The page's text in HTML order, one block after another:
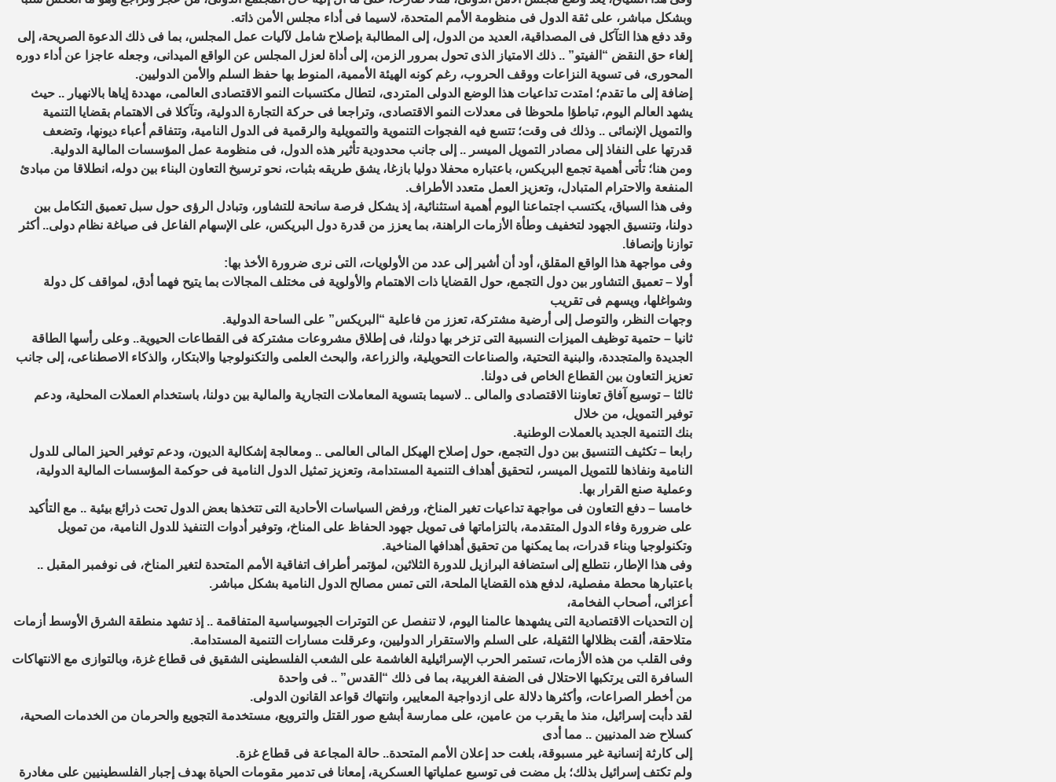
وبشكل مباشر، على ثقة الدول فى منظومة الأمم المتحدة، لاسيما فى أداء مجلس الأمن ذاته.
وقد دفع هذا التآكل فى المصداقية، العديد من الدول، إلى المطالبة بإصلاح شامل لآليات عمل المجلس، بما فى ذلك الدعوة الصريحة، إلى
إلغاء حق النقض “الفيتو” .. ذلك الامتياز الذى تحول بمرور الزمن، إلى أداة لعزل المجلس عن الواقع الميدانى، وجعله عاجزا عن أداء دوره
المحورى، فى تسوية النزاعات ووقف الحروب، رغم كونه الهيئة الأممية، المنوط بها حفظ السلم والأمن الدوليين.
إضافة إلى ما تقدم؛ امتدت تداعيات هذا الوضع الدولى المتردى، لتطال مكتسبات النمو الاقتصادى العالمى، مهددة إياها بالانهيار .. حيث
يشهد العالم اليوم، تباطؤا ملحوظا فى معدلات النمو الاقتصادى، وتراجعا فى حركة التجارة الدولية، وتآكلا فى الاهتمام بقضايا التنمية
والتمويل الإنمائى .. وذلك فى وقت؛ تتسع فيه الفجوات التنموية والتمويلية والرقمية فى الدول النامية، وتتفاقم أعباء ديونها، وتضعف
قدرتها على النفاذ إلى مصادر التمويل الميسر .. إلى جانب محدودية تأثير هذه الدول، فى منظومة عمل المؤسسات المالية الدولية.
ومن هنا؛ تأتى أهمية تجمع البريكس، باعتباره محفلا دوليا بازغا، يشق طريقه بثبات، نحو ترسيخ التعاون البناء بين دوله، انطلاقا من مبادئ
المنفعة والاحترام المتبادل، وتعزيز العمل متعدد الأطراف.
وفى هذا السياق، يكتسب اجتماعنا اليوم أهمية استثنائية، إذ يشكل فرصة سانحة للتشاور، وتبادل الرؤى حول سبل تعميق التكامل بين
دولنا، وتنسيق الجهود لتخفيف وطأة الأزمات الراهنة، بما يعزز من قدرة دول البريكس، على الإسهام الفاعل فى صياغة نظام دولى.. أكثر
توازنا وإنصافا.
وفى مواجهة هذا الواقع المقلق، أود أن أشير إلى عدد من الأولويات، التى نرى ضرورة الأخذ بها:
أولا – تعميق التشاور بين دول التجمع، حول القضايا ذات الاهتمام والأولوية فى مختلف المجالات بما يتيح فهما أدق، لمواقف كل دولة
وشواغلها، ويسهم فى تقريب
وجهات النظر، والتوصل إلى أرضية مشتركة، تعزز من فاعلية “البريكس” على الساحة الدولية.
ثانيا – حتمية توظيف الميزات النسبية التى تزخر بها دولنا، فى إطلاق مشروعات مشتركة فى القطاعات الحيوية.. وعلى رأسها الطاقة
الجديدة والمتجددة، والبنية التحتية، والصناعات التحويلية، والزراعة، والبحث العلمى والتكنولوجيا والابتكار، والذكاء الاصطناعى، إلى جانب
تعزيز التعاون بين القطاع الخاص فى دولنا.
ثالثا – توسيع آفاق تعاوننا الاقتصادى والمالى .. لاسيما بتسوية المعاملات التجارية والمالية بين دولنا، باستخدام العملات المحلية، ودعم
توفير التمويل، من خلال
بنك التنمية الجديد بالعملات الوطنية.
رابعا – تكثيف التنسيق بين دول التجمع، حول إصلاح الهيكل المالى العالمى .. ومعالجة إشكالية الديون، ودعم توفير الحيز المالى للدول
النامية ونفاذها للتمويل الميسر، لتحقيق أهداف التنمية المستدامة، وتعزيز تمثيل الدول النامية فى حوكمة المؤسسات المالية الدولية،
وعملية صنع القرار بها.
خامسا – دفع التعاون فى مواجهة تداعيات تغير المناخ، ورفض السياسات الأحادية التى تتخذها بعض الدول تحت ذرائع بيئية .. مع التأكيد
على ضرورة وفاء الدول المتقدمة، بالتزاماتها فى تمويل جهود الحفاظ على المناخ، وتوفير أدوات التنفيذ للدول النامية، من تمويل
وتكنولوجيا وبناء قدرات، بما يمكنها من تحقيق أهدافها المناخية.
وفى هذا الإطار، نتطلع إلى استضافة البرازيل للدورة الثلاثين، لمؤتمر أطراف اتفاقية الأمم المتحدة لتغير المناخ، فى نوفمبر المقبل ..
باعتبارها محطة مفصلية، لدفع هذه القضايا الملحة، التى تمس مصالح الدول النامية بشكل مباشر.
أعزائى، أصحاب الفخامة،
إن التحديات الاقتصادية التى يشهدها عالمنا اليوم، لا تنفصل عن التوترات الجيوسياسية المتفاقمة .. إذ تشهد منطقة الشرق الأوسط أزمات
متلاحقة، ألقت بظلالها الثقيلة، على السلم والاستقرار الدوليين، وعرقلت مسارات التنمية المستدامة.
وفى القلب من هذه الأزمات، تستمر الحرب الإسرائيلية الغاشمة على الشعب الفلسطينى الشقيق فى قطاع غزة، وبالتوازى مع الانتهاكات
السافرة التى يرتكبها الاحتلال فى الضفة الغربية، بما فى ذلك “القدس” .. فى واحدة
من أخطر الصراعات، وأكثرها دلالة على ازدواجية المعايير، وانتهاك قواعد القانون الدولى.
لقد دأبت إسرائيل، منذ ما يقرب من عامين، على ممارسة أبشع صور القتل والترويع، مستخدمة التجويع والحرمان من الخدمات الصحية،
كسلاح ضد المدنيين .. مما أدى
إلى كارثة إنسانية غير مسبوقة، بلغت حد إعلان الأمم المتحدة.. حالة المجاعة فى قطاع غزة.
ولم تكتف إسرائيل بذلك؛ بل مضت فى توسيع عملياتها العسكرية، إمعانا فى تدمير مقومات الحياة بهدف إجبار الفلسطينيين على مغادرة